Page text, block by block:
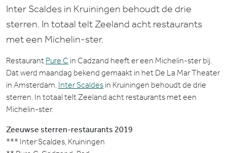
Inter Scaldes in Kruiningen behoudt de drie
sterren. In totaal telt Zeeland acht restaurants
met een Michelin-ster.
Restaurant Pure C in Cadzand heeft er een Michelin-ster bij.
Dat werd maandag bekend gemaakt in het De La Mar Theater
in Amsterdam. Inter Scaldes in Kruiningen behoudt de drie
sterren. In totaal telt Zeeland acht restaurants met een
Michelin-ster.
Zeeuwse sterren-restaurants 2019
*** Inter Scaldes, Kruiningen